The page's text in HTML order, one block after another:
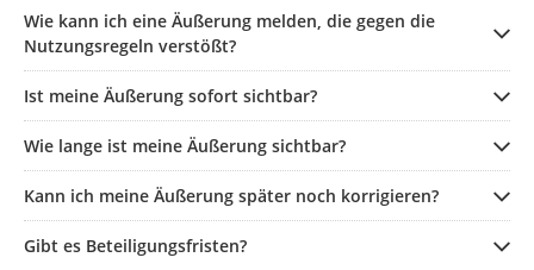
Wie kann ich eine Äußerung melden, die gegen die
Nutzungsregeln verstößt?
Ist meine Äußerung sofort sichtbar?
Wie lange ist meine Äußerung sichtbar?
Kann ich meine Äußerung später noch korrigieren?
Gibt es Beteiligungsfristen?